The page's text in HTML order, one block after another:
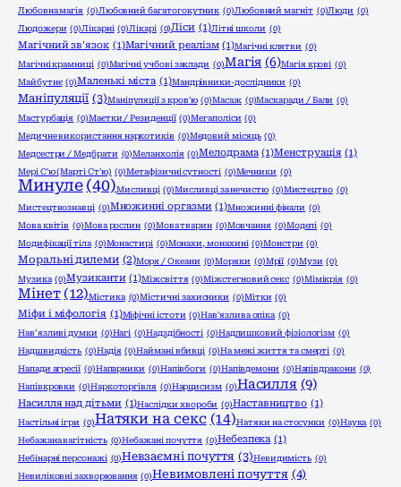
Любовна магія (0)Любовний багатогокутник (0)Любовний магніт (0)Люди (0)
Людожери (0)Лікарні (0)Лікарі (0)Ліси (1)Літні школи (0)
Магічний зв'язок (1)Магічний реалізм (1)Магічні клятви (0)
Магічні крамниці (0)Магічні учбові заклади (0)Магія (6)Магія крові (0)
Майбутнє (0)Маленькі міста (1)Мандрівники-дослідники (0)
Маніпуляції (3)Маніпуляції з кров'ю (0)Масаж (0)Маскаради / Бали (0)
Мастурбація (0)Маєтки / Резиденції (0)Мегаполіси (0)
Медичне використання наркотиків (0)Медовий місяць (0)
Медсестри / Медбрати (0)Меланхолія (0)Мелодрама (1)Менструація (1)
Мері С'ю (Марті Ст'ю) (0)Метафізичні сутності (0)Мечники (0)
Минуле (40)Мисливці (0)Мисливці за нечистю (0)Мистецтво (0)
Мистецтвознавці (0)Множинні оргазми (1)Множинні фінали (0)
Мова квітів (0)Мова рослин (0)Мова тварин (0)Мовчання (0)Моделі (0)
Модифікації тіла (0)Монастирі (0)Монахи, монахині (0)Монстри (0)
Моральні дилеми (2)Моря / Океани (0)Моряки (0)Мрії (0)Музи (0)
Музика (0)Музиканти (1)Міжсвіття (0)Міжстегновий секс (0)Мімікрія (0)
Мінет (12)Містика (0)Містичні захисники (0)Мітки (0)
Міфи і міфологія (1)Міфічні істоти (0)Нав'язлива опіка (0)
Нав’язливі думки (0)Нагі (0)Надздібності (0)Надлишковий фізіологізм (0)
Надшвидкість (0)Надія (0)Наймані вбивці (0)На межі життя та смерті (0)
Напади агресії (0)Напарники (0)Напівбоги (0)Напівдемони (0)Напівдракони (0)
Напівкровки (0)Наркоторгівля (0)Нарцисизм (0)Насилля (9)
Насилля над дітьми (1)Наслідки хвороби (0)Наставництво (1)
Настільні ігри (0)Натяки на секс (14)Натяки на стосунки (0)Наука (0)
Небажана вагітність (0)Небажані почуття (0)Небезпека (1)
Небінарні персонажі (0)Невзаємні почуття (3)Невидимість (0)
Невиліковні захворювання (0)Невимовлені почуття (4)